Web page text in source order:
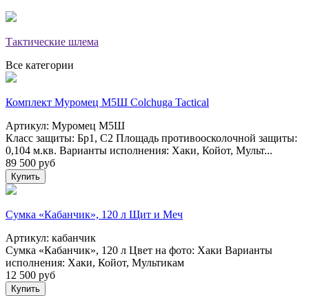
Тактические шлема
Все категории
Комплект Муромец М5Ш Colchuga Tactical
Артикул: Муромец М5Ш
Класс защиты: Бр1, С2 Площадь противоосколочной защиты:
0,104 м.кв. Варианты исполнения: Хаки, Койот, Мульт...
89 500 руб
Купить
Сумка «Кабанчик», 120 л Щит и Меч
Артикул: кабанчик
Сумка «Кабанчик», 120 л Цвет на фото: Хаки Варианты
исполнения: Хаки, Койот, Мультикам
12 500 руб
Купить